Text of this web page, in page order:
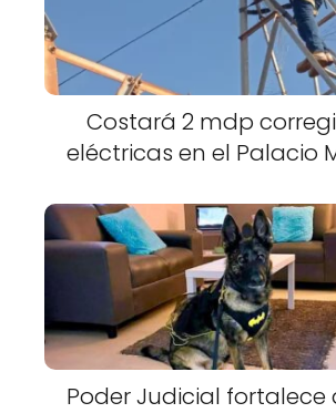
Costará 2 mdp
eléctricas en el Palacio
Poder Judicial fortalece